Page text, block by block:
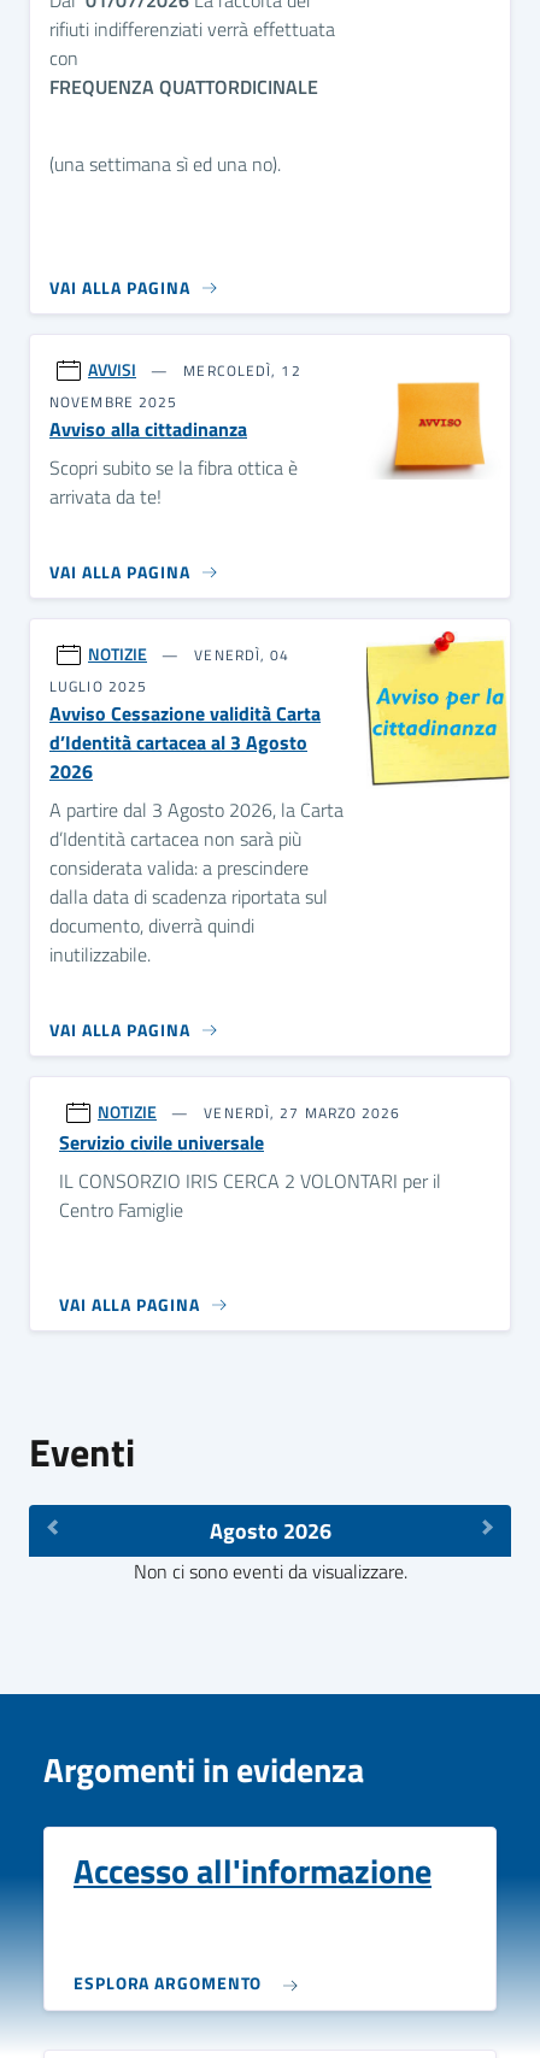
rifiuti indifferenziati verrà effettuata
con
FREQUENZA QUATTORDICINALE
(una settimana sì ed una no).
VAI ALLA PAGINA
AVVISI
MERCOLEDÌ, 12
NOVEMBRE 2025
Avviso alla cittadinanza
Scopri subito se la fibra ottica è
arrivata da te!
VAI ALLA PAGINA
NOTIZIE
VENERDÌ, 04
LUGLIO 2025
Avviso Cessazione validità Carta
d’Identità cartacea al 3 Agosto
2026
A partire dal 3 Agosto 2026, la Carta
d’Identità cartacea non sarà più
considerata valida: a prescindere
dalla data di scadenza riportata sul
documento, diverrà quindi
inutilizzabile.
VAI ALLA PAGINA
NOTIZIE VENERDÌ, 27 MARZO 2026
Servizio civile universale
IL CONSORZIO IRIS CERCA 2 VOLONTARI per il
Centro Famiglie
VAI ALLA PAGINA
Eventi
Agosto 2026
Non ci sono eventi da visualizzare.
Argomenti in evidenza
Accesso all'informazione
ESPLORA ARGOMENTO